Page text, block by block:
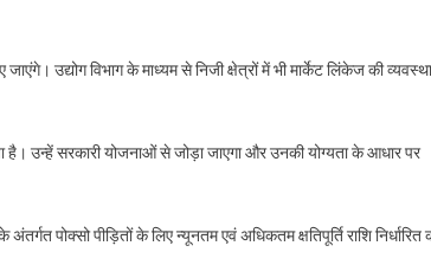
उद्योग विभाग के माध्यम से निजी क्षेत्रों में भी मार्केट लिंकेज की व्यवस्था
है। उन्हें सरकारी योजनाओं से जोड़ा जाएगा और उनकी योग्यता के आधार पर
पोक्सो पीड़ितों के लिए न्यूनतम एवं अधिकतम क्षतिपूर्ति राशि निर्धारित